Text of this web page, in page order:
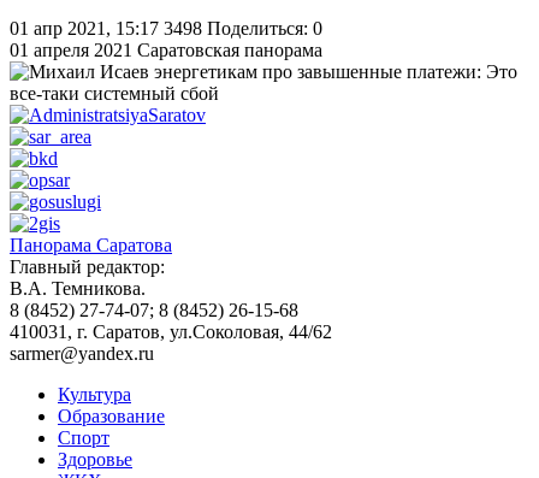
01 апр 2021, 15:17 3498 Поделиться: 0
01 апреля 2021 Саратовская панорама
Панорама Саратова
Главный редактор:
В.А. Темникова.
8 (8452) 27-74-07; 8 (8452) 26-15-68
410031, г. Саратов, ул.Соколовая, 44/62
sarmer@yandex.ru
Культура
Образование
Спорт
Здоровье